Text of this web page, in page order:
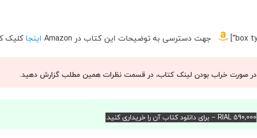
جهت دسترسی به توضیحات این کتاب در Amazon اینجاکلیک
در صورت خراب بودن لینک کتاب، در قسمت نظرات همین مطلب گزارش دهید.
RIAL 590,000 – برای دانلود کتاب آن را خریداری کنید.